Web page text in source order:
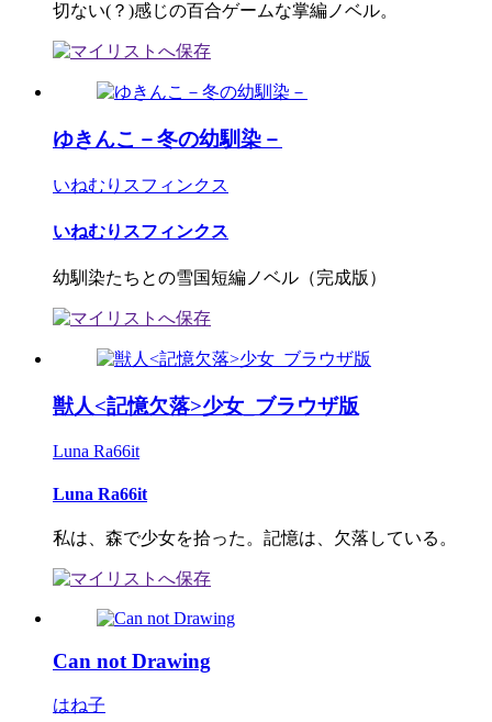
切ない(？)感じの百合ゲームな掌編ノベル。
ゆきんこ－冬の幼馴染－
いねむりスフィンクス
いねむりスフィンクス
幼馴染たちとの雪国短編ノベル（完成版）
獣人<記憶欠落>少女_ブラウザ版
Luna Ra66it
Luna Ra66it
私は、森で少女を拾った。記憶は、欠落している。
Can not Drawing
はね子